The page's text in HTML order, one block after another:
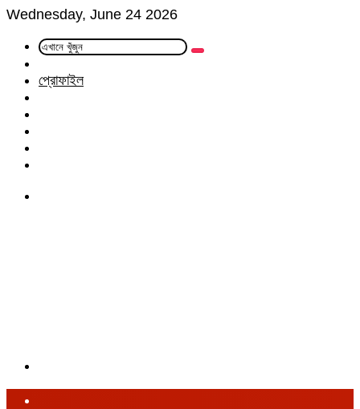
Wednesday, June 24 2026
এখানে
Article
প্রোফাইল